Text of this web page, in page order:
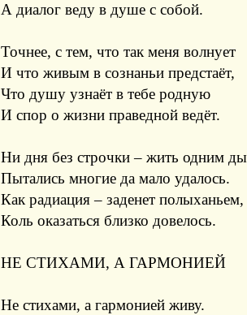
А диалог веду в душе с собой.
Точнее, с тем, что так меня волнует
И что живым в сознаньи предстаёт,
Что душу узнаёт в тебе родную
И спор о жизни праведной ведёт.
Ни дня без строчки – жить одним
Пытались многие да мало удалось.
Как радиация – заденет полыханьем,
Коль оказаться близко довелось.
НЕ СТИХАМИ, А ГАРМОНИЕЙ
Не стихами, а гармонией живу.